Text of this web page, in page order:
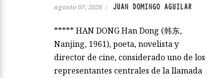
agosto 07, 2026 / JUAN DOMINGO AGUILAR
***** HAN DONG Han Dong (韩东,
Nanjing, 1961), poeta, novelista y
director de cine, considerado uno de los
representantes centrales de la llamada